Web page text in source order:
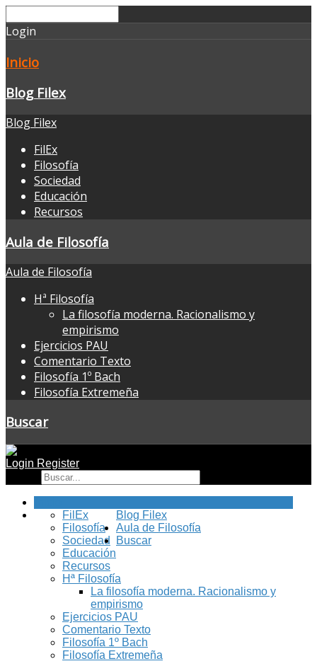
Login
Inicio
Blog Filex
Blog Filex
FilEx
Filosofía
Sociedad
Educación
Recursos
Aula de Filosofía
Aula de Filosofía
Hª Filosofía
La filosofía moderna. Racionalismo y
empirismo
Ejercicios PAU
Comentario Texto
Filosofía 1º Bach
Filosofía Extremeña
Buscar
Login Register
Blog Filex
FilEx
Filosofía
Sociedad
Educación
Recursos
Aula de Filosofía
Hª Filosofía
La filosofía moderna. Racionalismo y
empirismo
Ejercicios PAU
Comentario Texto
Filosofía 1º Bach
Filosofía Extremeña
Buscar